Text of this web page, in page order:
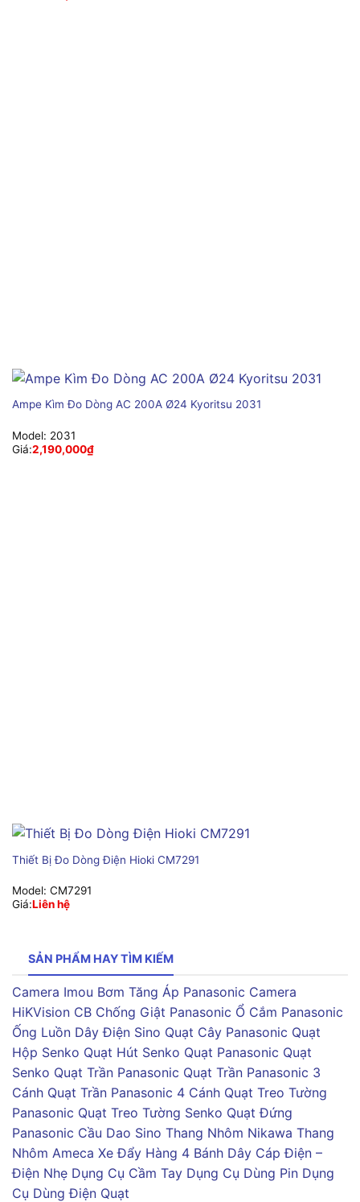
Ampe Kìm Đo Dòng AC 200A Ø24 Kyoritsu 2031
Model: 2031
Giá:2,190,000₫
Thiết Bị Đo Dòng Điện Hioki CM7291
Model: CM7291
Giá:Liên hệ
SẢN PHẨM HAY TÌM KIẾM
Camera Imou Bơm Tăng Áp Panasonic Camera
HiKVision CB Chống Giật Panasonic Ổ Cắm Panasonic
Ống Luồn Dây Điện Sino Quạt Cây Panasonic Quạt
Hộp Senko Quạt Hút Senko Quạt Panasonic Quạt
Senko Quạt Trần Panasonic Quạt Trần Panasonic 3
Cánh Quạt Trần Panasonic 4 Cánh Quạt Treo Tường
Panasonic Quạt Treo Tường Senko Quạt Đứng
Panasonic Cầu Dao Sino Thang Nhôm Nikawa Thang
Nhôm Ameca Xe Đẩy Hàng 4 Bánh Dây Cáp Điện –
Điện Nhẹ Dụng Cụ Cầm Tay Dụng Cụ Dùng Pin Dụng
Cụ Dùng Điện Quạt